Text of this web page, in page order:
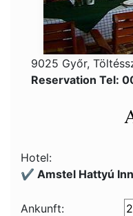
9025 Győr,
Reservation Tel:
Hotel:
✔️ Amstel Hattyú
Ankunft: